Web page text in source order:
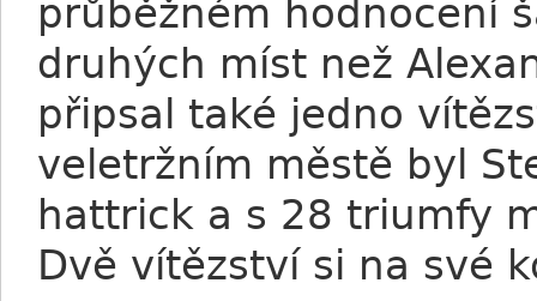
průběžném hodnocení
druhých míst než
připsal také jedno
veletržním městě byl
hattrick a s 28 triumfy
Dvě vítězství si na své